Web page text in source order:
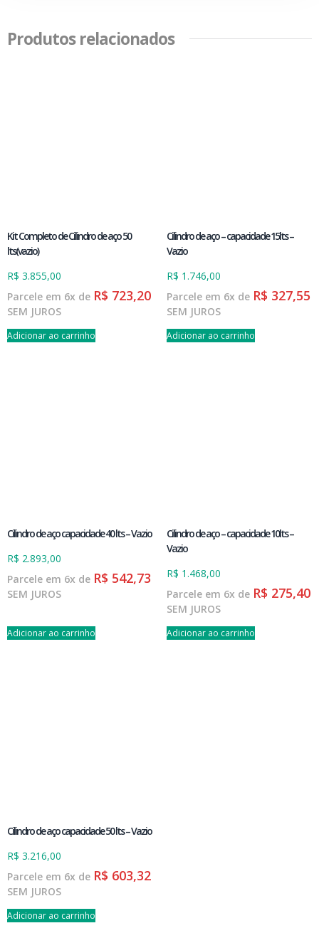
Produtos relacionados
Kit Completo de Cilindro de aço 50
lts(vazio)
R$ 3.855,00
Parcele em 6x de R$ 723,20
SEM JUROS
Adicionar ao carrinho
Cilindro de aço – capacidade 15lts –
Vazio
R$ 1.746,00
Parcele em 6x de R$ 327,55
SEM JUROS
Adicionar ao carrinho
Cilindro de aço capacidade 40 lts – Vazio
R$ 2.893,00
Parcele em 6x de R$ 542,73
SEM JUROS
Adicionar ao carrinho
Cilindro de aço – capacidade 10lts –
Vazio
R$ 1.468,00
Parcele em 6x de R$ 275,40
SEM JUROS
Adicionar ao carrinho
Cilindro de aço capacidade 50 lts – Vazio
R$ 3.216,00
Parcele em 6x de R$ 603,32
SEM JUROS
Adicionar ao carrinho